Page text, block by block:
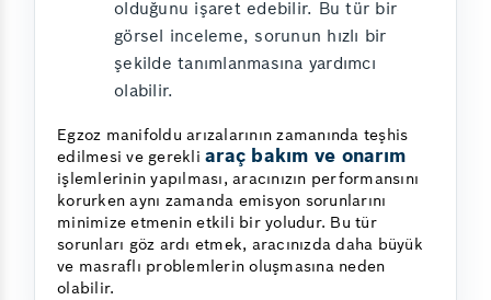
olduğunu işaret edebilir. Bu tür bir
görsel inceleme, sorunun hızlı bir
şekilde tanımlanmasına yardımcı
olabilir.
Egzoz manifoldu arızalarının zamanında teşhis
edilmesi ve gerekli araç bakım ve onarım
işlemlerinin yapılması, aracınızın performansını
korurken aynı zamanda emisyon sorunlarını
minimize etmenin etkili bir yoludur. Bu tür
sorunları göz ardı etmek, aracınızda daha büyük
ve masraflı problemlerin oluşmasına neden
olabilir.